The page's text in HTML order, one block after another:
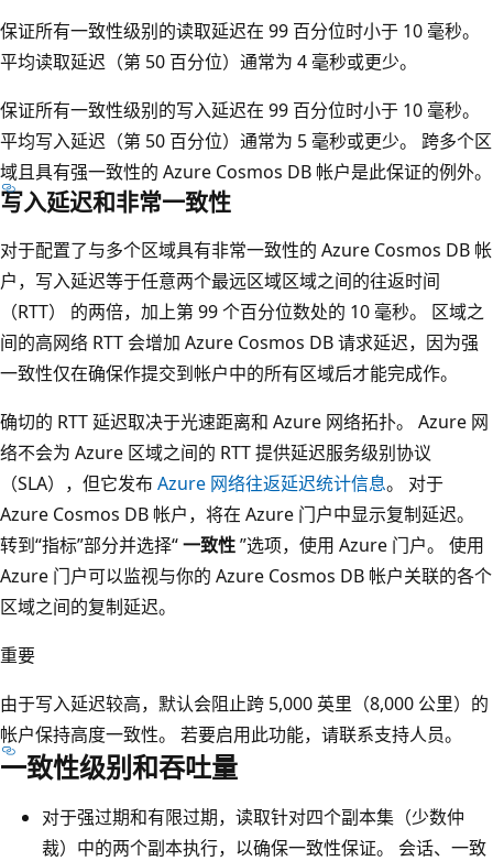
保证所有一致性级别的读取延迟在 99 百分位时小于 10 毫秒。
平均读取延迟（第 50 百分位）通常为 4 毫秒或更少。
保证所有一致性级别的写入延迟在 99 百分位时小于 10 毫秒。
平均写入延迟（第 50 百分位）通常为 5 毫秒或更少。 跨多个区
域且具有强一致性的 Azure Cosmos DB 帐户是此保证的例外。
写入延迟和非常一致性
对于配置了与多个区域具有非常一致性的 Azure Cosmos DB 帐
户，写入延迟等于任意两个最远区域区域之间的往返时间
（RTT） 的两倍，加上第 99 个百分位数处的 10 毫秒。 区域之
间的高网络 RTT 会增加 Azure Cosmos DB 请求延迟，因为强
一致性仅在确保作提交到帐户中的所有区域后才能完成作。
确切的 RTT 延迟取决于光速距离和 Azure 网络拓扑。 Azure 网
络不会为 Azure 区域之间的 RTT 提供延迟服务级别协议
（SLA），但它发布 Azure 网络往返延迟统计信息。 对于
Azure Cosmos DB 帐户，将在 Azure 门户中显示复制延迟。
转到“指标”部分并选择“一致性”选项，使用 Azure 门户。 使用
Azure 门户可以监视与你的 Azure Cosmos DB 帐户关联的各个
区域之间的复制延迟。
重要
由于写入延迟较高，默认会阻止跨 5,000 英里（8,000 公里）的
帐户保持高度一致性。 若要启用此功能，请联系支持人员。
一致性级别和吞吐量
对于强过期和有限过期，读取针对四个副本集（少数仲
裁）中的两个副本执行，以确保一致性保证。 会话、一致